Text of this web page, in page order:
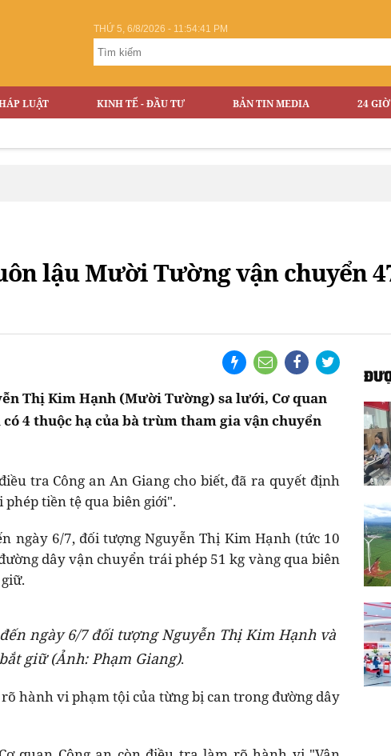
THỨ 5, 6/8/2026 - 11:54:41 PM
LUẬT KINH TẾ - ĐẦU TƯ BẢN TIN MEDIA 24
lậu Mười Tường vận chuyển
Thị Kim Hạnh (Mười Tường) sa lưới, Cơ quan
4 thuộc hạ của bà trùm tham gia vận chuyển
tra Công an An Giang cho biết, đã ra quyết định
tiền tệ qua biên giới".
ngày 6/7, đối tượng Nguyễn Thị Kim Hạnh (tức 10
dây vận chuyển trái phép 51 kg vàng qua biên
ngày 6/7 đối tượng Nguyễn Thị Kim Hạnh và
giữ (Ảnh: Phạm Giang).
hành vi phạm tội của từng bị can trong đường dây